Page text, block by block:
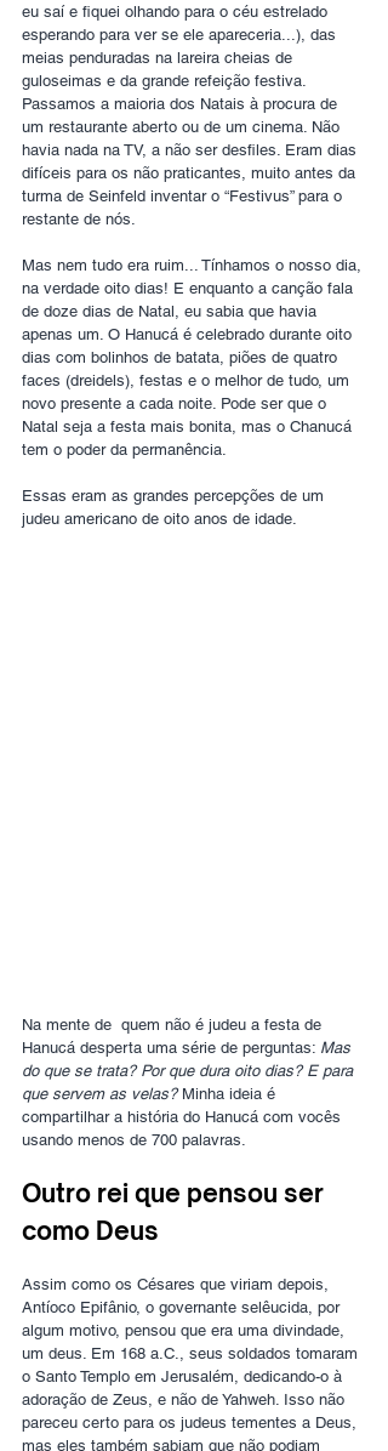
eu saí e fiquei olhando para o céu estrelado
esperando para ver se ele apareceria...), das
meias penduradas na lareira cheias de
guloseimas e da grande refeição festiva.
Passamos a maioria dos Natais à procura de
um restaurante aberto ou de um cinema. Não
havia nada na TV, a não ser desfiles. Eram dias
difíceis para os não praticantes, muito antes da
turma de Seinfeld inventar o “Festivus” para o
restante de nós.
Mas nem tudo era ruim... Tínhamos o nosso dia,
na verdade oito dias! E enquanto a canção fala
de doze dias de Natal, eu sabia que havia
apenas um. O Hanucá é celebrado durante oito
dias com bolinhos de batata, piões de quatro
faces (dreidels), festas e o melhor de tudo, um
novo presente a cada noite. Pode ser que o
Natal seja a festa mais bonita, mas o Chanucá
tem o poder da permanência.
Essas eram as grandes percepções de um
judeu americano de oito anos de idade.
Na mente de  quem não é judeu a festa de
Hanucá desperta uma série de perguntas: Mas
do que se trata? Por que dura oito dias? E para
que servem as velas? Minha ideia é
compartilhar a história do Hanucá com vocês
usando menos de 700 palavras.
Outro rei que pensou ser
como Deus
Assim como os Césares que viriam depois,
Antíoco Epifânio, o governante selêucida, por
algum motivo, pensou que era uma divindade,
um deus. Em 168 a.C., seus soldados tomaram
o Santo Templo em Jerusalém, dedicando-o à
adoração de Zeus, e não de Yahweh. Isso não
pareceu certo para os judeus tementes a Deus,
mas eles também sabiam que não podiam